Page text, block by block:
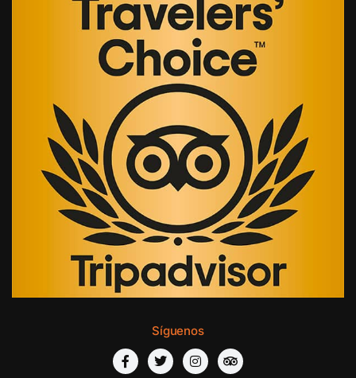
Síguenos